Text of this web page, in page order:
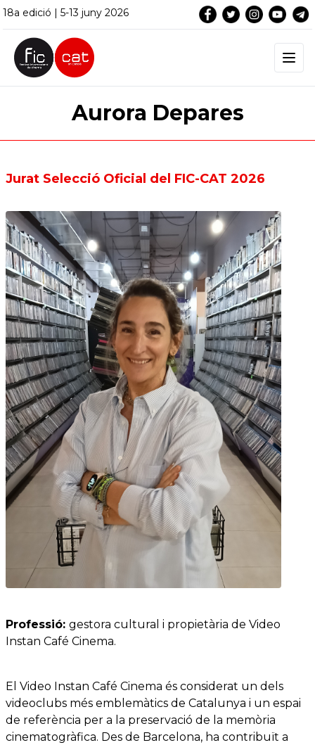
18a edició | 5-13 juny 2026
Aurora Depares
Jurat Selecció Oficial del FIC-CAT 2026
Professió: gestora cultural i propietària de Video
Instan Café Cinema.
El Video Instan Café Cinema és considerat un dels
videoclubs més emblemàtics de Catalunya i un espai
de referència per a la preservació de la memòria
cinematogràfica. Des de Barcelona, ha contribuït a